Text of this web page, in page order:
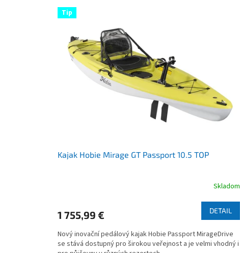
V Tip
Kajak Hobie Mirage GT Passport 10.5 TOP
je
z
5
Skladom
1 755,99 € DETAIL
Nový inovační pedálový kajak Hobie Passport MirageDrive
se stává dostupný pro širokou veřejnost a je velmi vhodný i